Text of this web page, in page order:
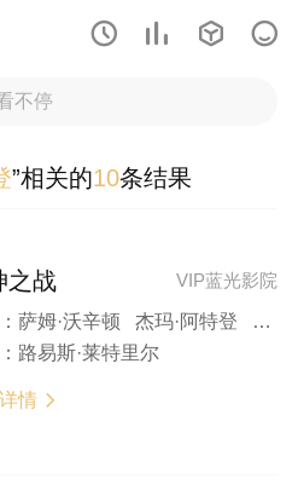
   
”相关的10条结果
VIP蓝光影院
之战
萨姆·沃辛顿 杰玛·阿特登 麦斯·米科尔森 拉尔夫·费因斯 连姆·尼森
路易斯·莱特里尔
情 